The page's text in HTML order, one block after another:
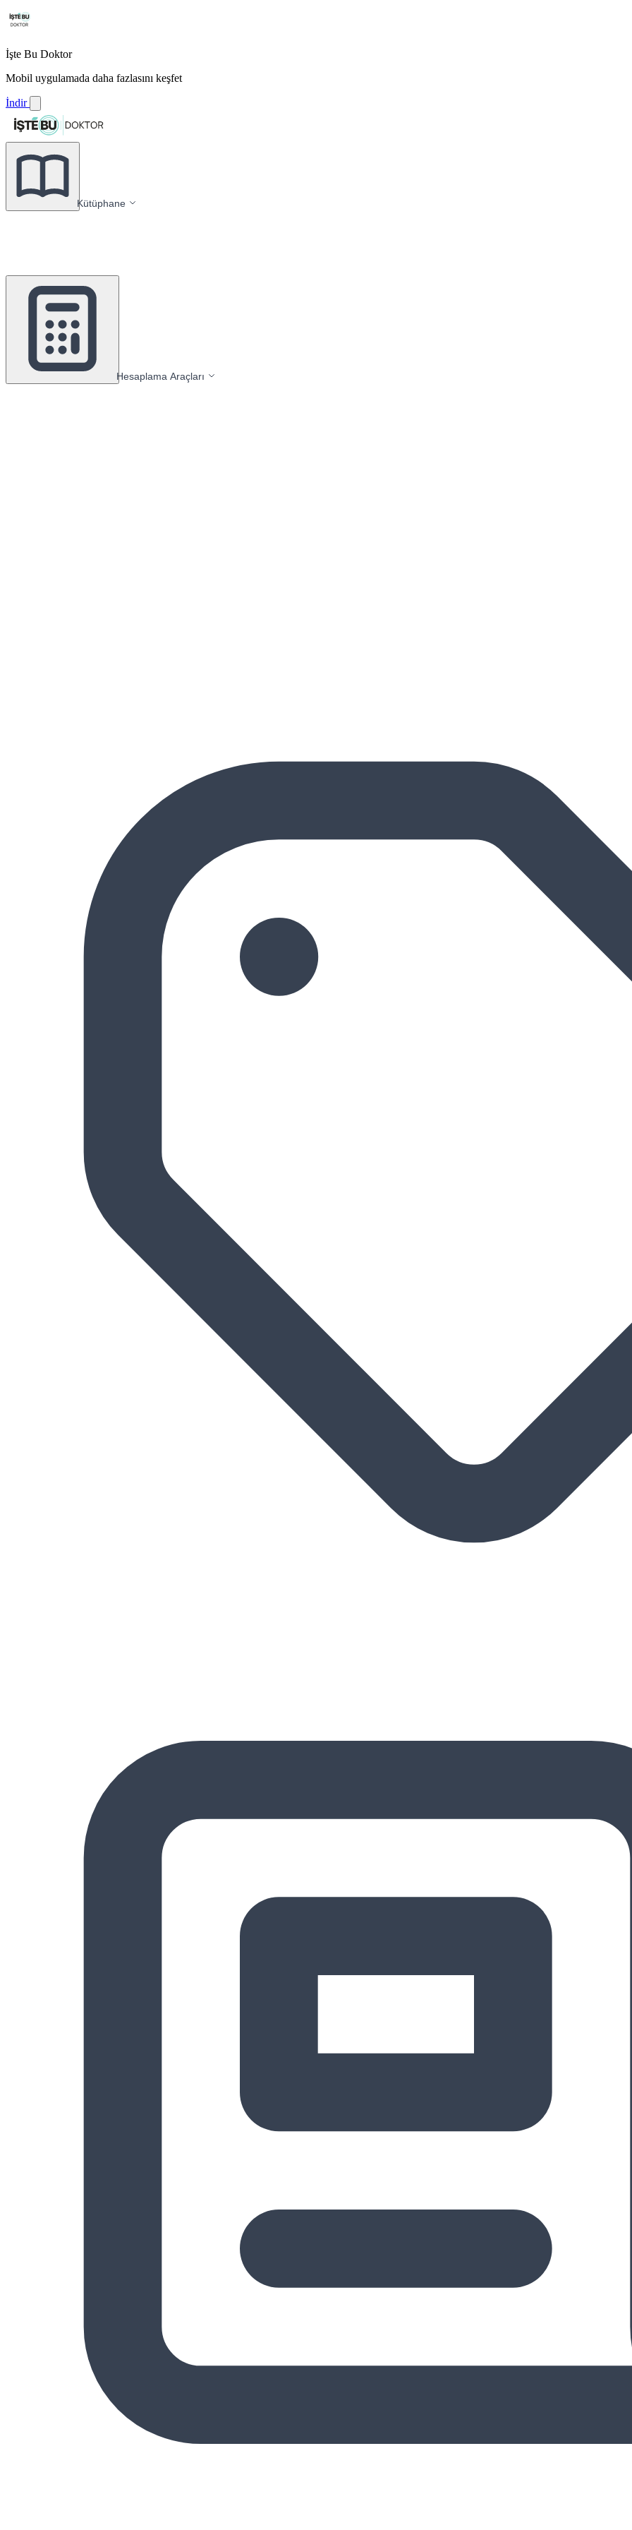
İşte Bu Doktor
Mobil uygulamada daha fazlasını keşfet
İndir
Kütüphane
Hesaplama Araçları